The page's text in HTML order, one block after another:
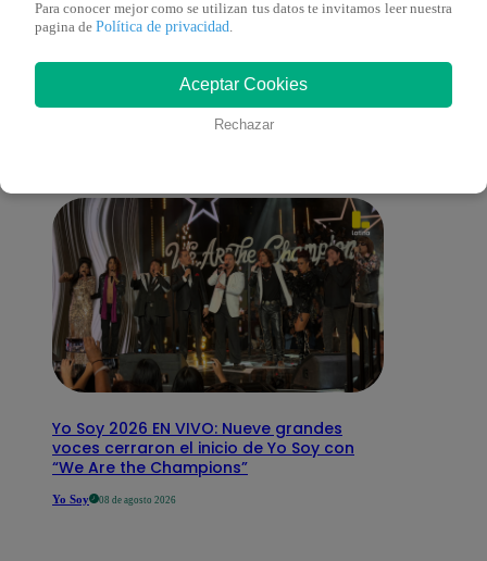
También te puede
interesar
Yo Soy 2026 EN VIVO: Nueve grandes
voces cerraron el inicio de Yo Soy con
“We Are the Champions”
Yo Soy 08 de agosto 2026
Para conocer mejor como se utilizan tus datos te invitamos leer nuestra
pagina de Política de privacidad.
Aceptar Cookies
Rechazar